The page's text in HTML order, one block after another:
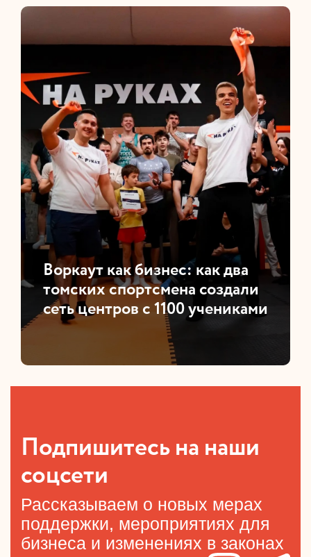
Воркаут как бизнес: как два
томских спортсмена создали
сеть центров с 1100 учениками
Подпишитесь на наши
соцсети
Рассказываем о новых мерах
поддержки, мероприятиях для
бизнеса и изменениях в законах